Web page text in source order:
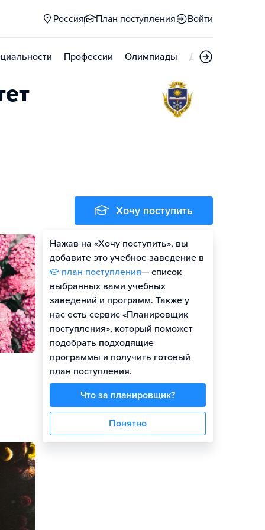
Россия План поступления Войти
Профессии Олимпиады Дни открытых
Хочу поступить
Нажав на «Хочу поступить», вы
добавите это учебное заведение в
план поступления— список
выбранных вами учебных
заведений и программ. Также у
нас есть сервис «Планировщик
поступления», который поможет
подобрать подходящие
программы и получить готовый
план поступления.
Что за планировщик?
Понятно
Оценить шансы